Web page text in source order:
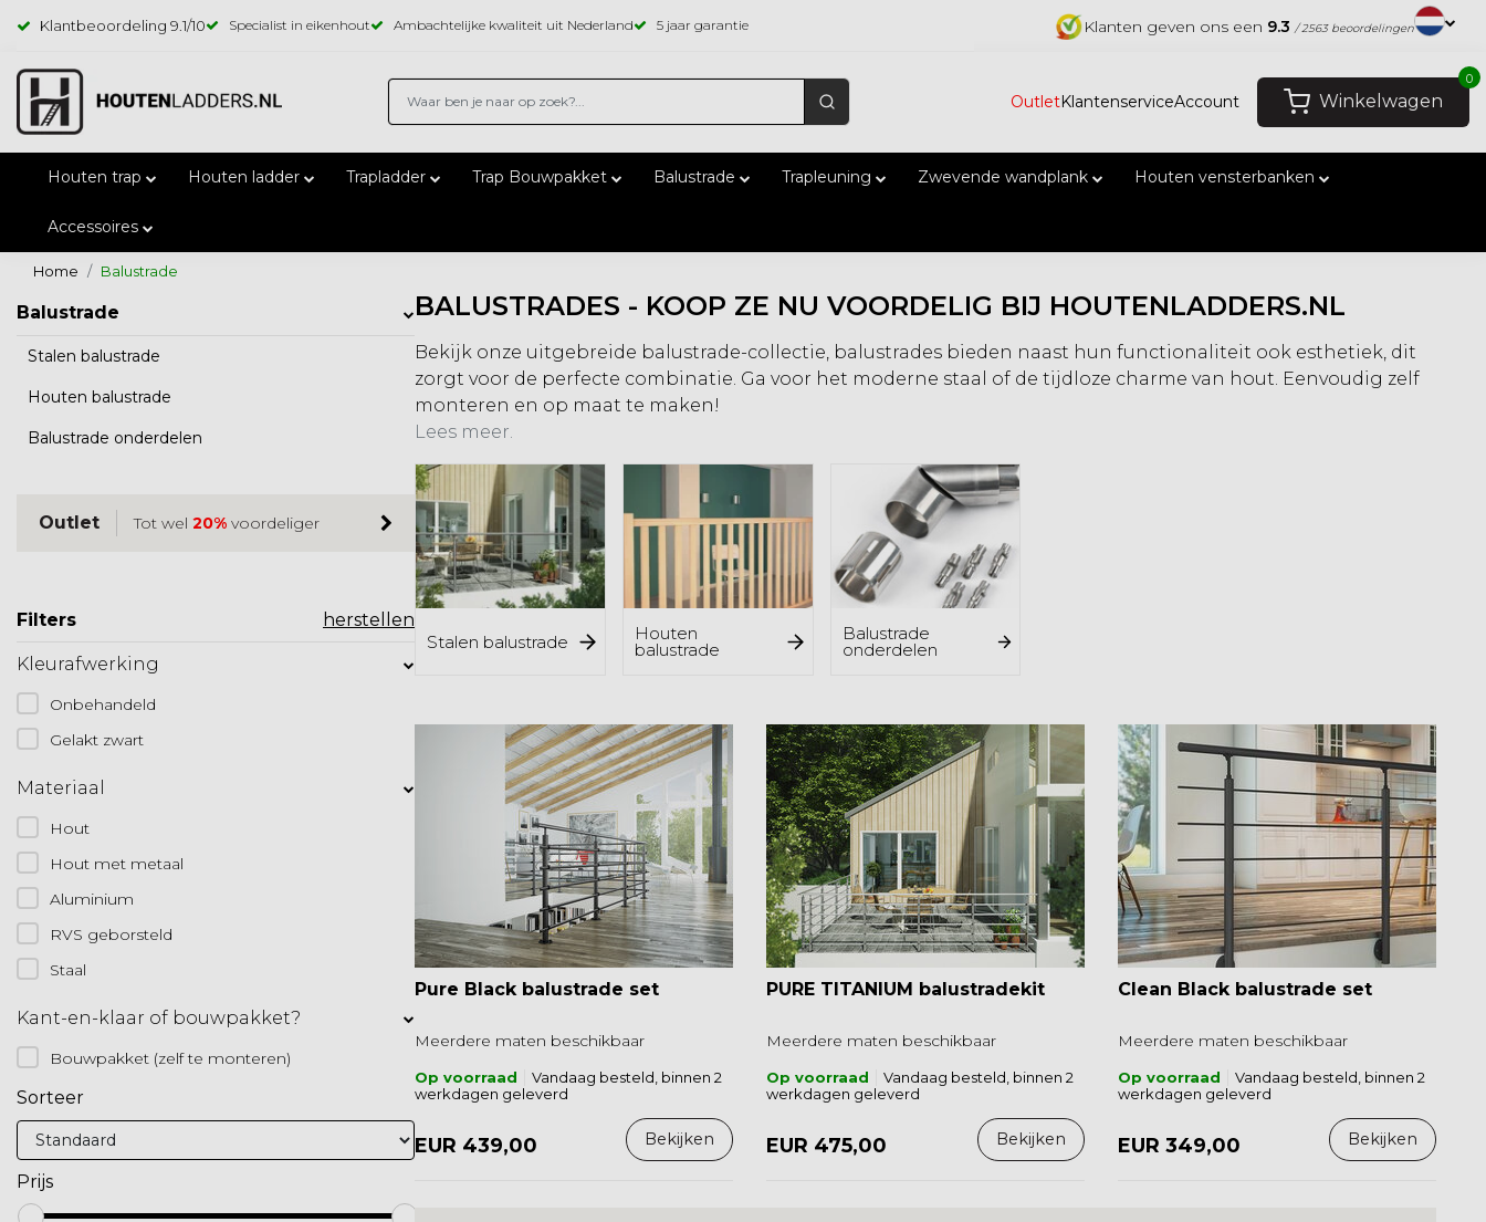
Klantbeoordeling 9.1/10 Specialist in eikenhout Ambachtelijke kwaliteit uit Nederland 5 jaar garantie Klanten geven ons een 9.3 / 2563 beoordelingen
OutletKlantenserviceAccount Winkelwagen
0
Houten trap Houten ladder Trapladder Trap Bouwpakket Balustrade Trapleuning Zwevende wandplank Houten vensterbanken
Accessoires
Home Balustrade
Balustrade
Stalen balustrade
Houten balustrade
Balustrade onderdelen
Outlet Tot wel 20% voordeliger
Filters herstellen
Kleurafwerking
Onbehandeld
Gelakt zwart
Materiaal
Hout
Hout met metaal
Aluminium
RVS geborsteld
Staal
Kant-en-klaar of bouwpakket?
Bouwpakket (zelf te monteren)
Sorteer
Prijs
BALUSTRADES - KOOP ZE NU VOORDELIG BIJ HOUTENLADDERS.NL
Bekijk onze uitgebreide balustrade-collectie, balustrades bieden naast hun functionaliteit ook esthetiek, dit
zorgt voor de perfecte combinatie. Ga voor het moderne staal of de tijdloze charme van hout. Eenvoudig zelf
monteren en op maat te maken!
Lees meer.
Stalen balustrade Houten
balustrade
Balustrade
onderdelen
Pure Black balustrade set
Meerdere maten beschikbaar
Op voorraad
Vandaag besteld, binnen 2
werkdagen geleverd
EUR 439,00 Bekijken
PURE TITANIUM balustradekit
Meerdere maten beschikbaar
Op voorraad
Vandaag besteld, binnen 2
werkdagen geleverd
EUR 475,00 Bekijken
Clean Black balustrade set
Meerdere maten beschikbaar
Op voorraad
Vandaag besteld, binnen 2
werkdagen geleverd
EUR 349,00 Bekijken